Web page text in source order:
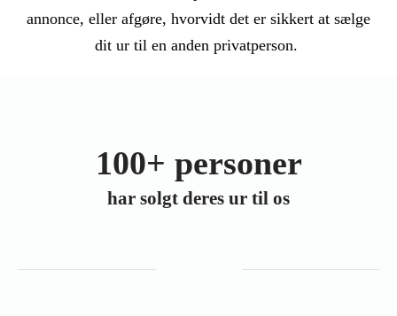
annonce, eller afgøre, hvorvidt det er sikkert at sælge
dit ur til en anden privatperson.
100+ personer
har solgt deres ur til os